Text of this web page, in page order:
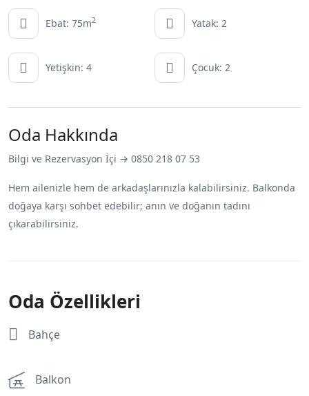
Ebat: 75m2 Yatak: 2
Yetişkin: 4 Çocuk: 2
Oda Hakkında
Bilgi ve Rezervasyon İçi → 0850 218 07 53
Hem ailenizle hem de arkadaşlarınızla kalabilirsiniz. Balkonda
doğaya karşı sohbet edebilir; anın ve doğanın tadını
çıkarabilirsiniz.
Oda Özellikleri
Bahçe
Balkon